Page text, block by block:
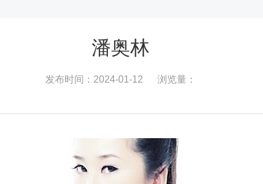
潘奥林
发布时间：2024-01-12 浏览量：